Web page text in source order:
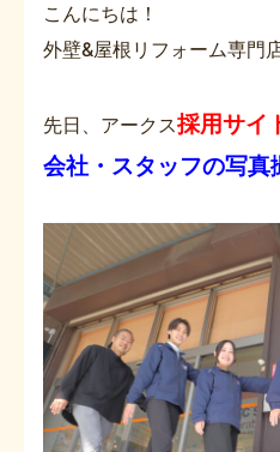
こんにちは！
外壁&屋根リフォーム専門
先日、アークス採用サイ
会社・スタッフの写真